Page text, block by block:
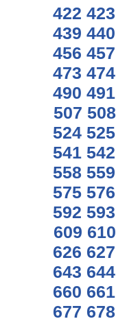
422 423
439 440
456 457
473 474
490 491
507 508
524 525
541 542
558 559
575 576
592 593
609 610
626 627
643 644
660 661
677 678